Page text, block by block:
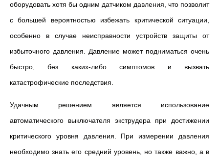
оборудовать хотя бы одним датчиком давления, что позволит
с большей вероятностью избежать критической ситуации,
особенно в случае неисправности устройств защиты от
избыточного давления. Давление может подниматься очень
быстро, без каких-либо симптомов и вызвать
катастрофические последствия.
Удачным решением является использование
автоматического выключателя экструдера при достижении
критического уровня давления. При измерении давления
необходимо знать его средний уровень, но также важно, а в